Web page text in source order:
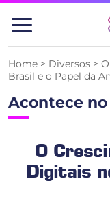
Pular
para
Home > Diversos >
Brasil e o Papel da
Acontece
O
Digitais